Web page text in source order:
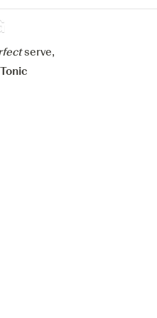
serve,Accepter tout